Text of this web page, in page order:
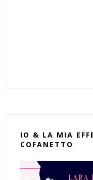
IO & LA MIA
COFANETTO